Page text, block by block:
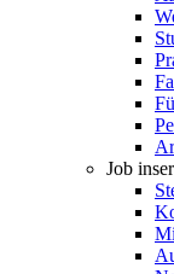
Job